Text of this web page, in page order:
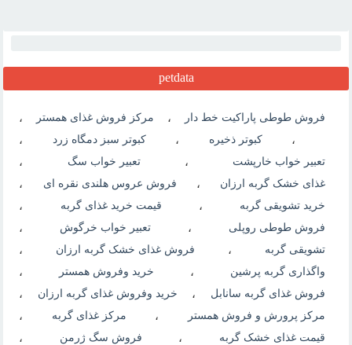
petdata
فروش طوطی پاراکیت خط دار ، مرکز فروش غذای همستر
،
،
کبوتر ذخیره ، کبوتر سبز دمگاه زرد ،
تعبیر خواب خارپشت ، تعبیر خواب سگ ،
غذای خشک گربه ارزان ، فروش عروس هلندی نقره ای ،
خرید تشویقی گربه ، قیمت خرید غذای گربه ،
فروش طوطی روپلی ، تعبیر خواب خرگوش ،
تشویقی گربه ، فروش غذای خشک گربه ارزان ،
واگذاری گربه پرشین ، خرید وفروش همستر ،
فروش غذای گربه سانابل ، خرید وفروش غذای گربه ارزان ،
مرکز پرورش و فروش همستر ، مرکز غذای گربه ،
قیمت غذای خشک گربه ، فروش سگ ژرمن ،